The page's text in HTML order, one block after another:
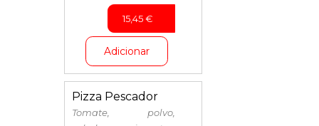
15,45€
Adicionar
Pizza Pescador
Tomate, polvo,